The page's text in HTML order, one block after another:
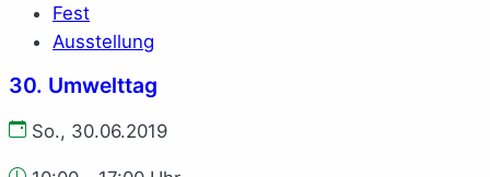
Fest
Ausstellung
30. Umwelttag
So., 30.06.2019